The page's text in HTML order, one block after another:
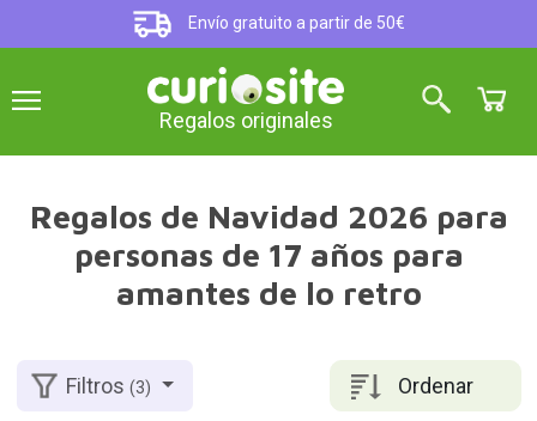
Envío gratuito a partir de 50€
Regalos originales
Regalos de Navidad 2026 para
personas de 17 años para
amantes de lo retro
Ordenar
Filtros(3)